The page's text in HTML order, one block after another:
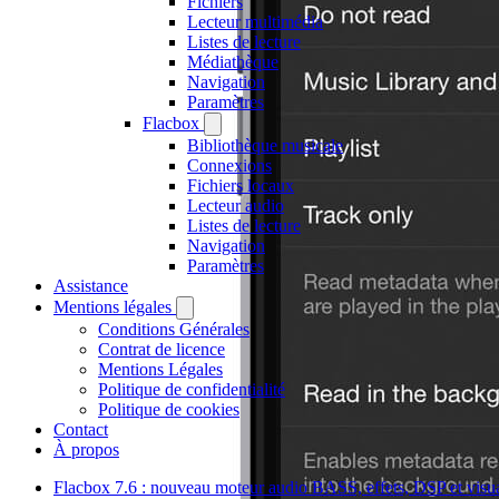
Lecteur multimédia
Listes de lecture
Médiathèque
Navigation
Paramètres
Flacbox
Bibliothèque musicale
Connexions
Fichiers locaux
Lecteur audio
Listes de lecture
Navigation
Paramètres
Assistance
Mentions légales
Conditions Générales
Contrat de licence
Mentions Légales
Politique de confidentialité
Politique de cookies
Contact
À propos
Flacbox 7.6 : nouveau moteur audio BASS, effets, DSP et